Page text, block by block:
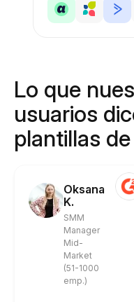
Lo que
usuarios
plantillas
Oksana
K.
SMM
Manager
Mid-
Market
(51-1000
emp.)